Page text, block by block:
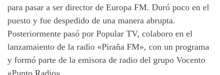
para pasar a ser director de Europa FM. Duró poco en el
puesto y fue despedido de una manera abrupta.
Posteriormente pasó por Popular TV, colaboro en el
lanzamaiento de la radio «Piraña FM», con un programa
y formó parte de la emisora de radio del grupo Vocento